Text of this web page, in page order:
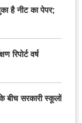
है नीट का पेपर;
वर्ष
सरकारी स्कूलों